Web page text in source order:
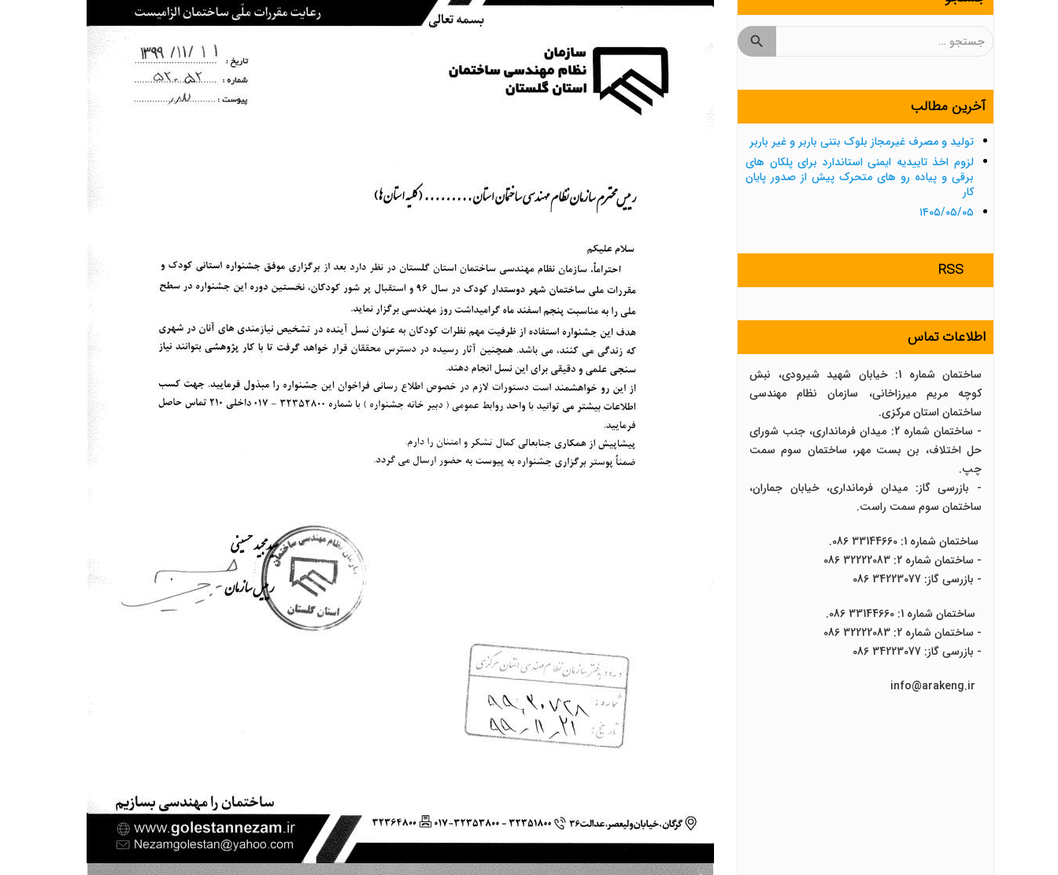
جستجو
آخرین مطالب
تولید و مصرف غیرمجاز بلوک بتنی باربر و غیر باربر
لزوم اخذ تاییدیه ایمنی استاندارد برای پلکان های
برقی و پیاده رو های متحرک پیش از صدور پایان
کار
۱۴۰۵/۰۵/۰۵
RSS
اطلاعات تماس
ساختمان شماره 1: خیابان شهید شیرودی، نبش
کوچه مریم میرزاخانی، سازمان نظام مهندسی
ساختمان استان مرکزی.
- ساختمان شماره 2: میدان فرمانداری، جنب شورای
حل اختلاف، بن بست مهر، ساختمان سوم سمت
چپ.
- بازرسی گاز: میدان فرمانداری، خیابان جماران،
ساختمان سوم سمت راست.
ساختمان شماره 1: 33144660 086.
- ساختمان شماره 2: 32222083 086
- بازرسی گاز: 34223077 086
ساختمان شماره 1: 33144660 086.
- ساختمان شماره 2: 32222083 086
- بازرسی گاز: 34223077 086